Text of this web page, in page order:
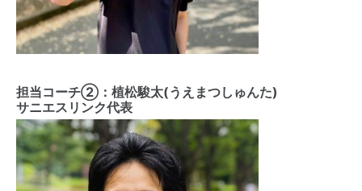
担当コーチ②：植松駿太(うえまつしゅんた)
サニエスリンク代表